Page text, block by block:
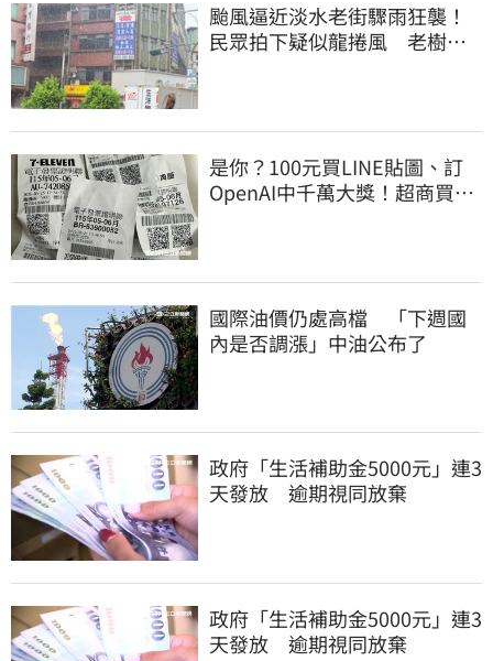
颱風逼近淡水老街驟雨狂襲！
民眾拍下疑似龍捲風 老樹遭
是你？100元買LINE貼圖、訂
OpenAI中千萬大獎！超商買10
國際油價仍處高檔 「下週國
內是否調漲」中油公布了
政府「生活補助金5000元」連3
天發放 逾期視同放棄
政府「生活補助金5000元」連3
天發放 逾期視同放棄